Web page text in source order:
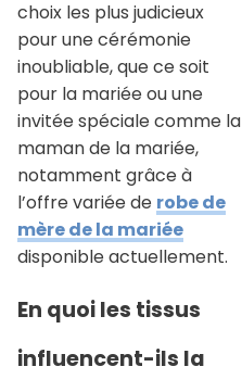
choix les plus judicieux
pour une cérémonie
inoubliable, que ce soit
pour la mariée ou une
invitée spéciale comme la
maman de la mariée,
notamment grâce à
l’offre variée de robe de
mère de la mariée
disponible actuellement.
En quoi les tissus
influencent-ils la